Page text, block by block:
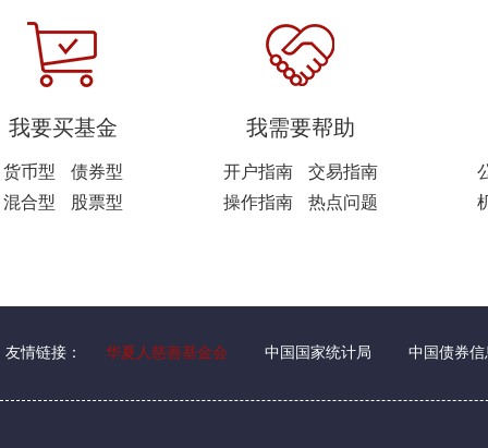
我要买基金
货币型
债券型
混合型
股票型
我需要帮助
开户指南
交易指南
操作指南
热点问题
友情链接： 华夏人慈善基金会 中国国家统计局 中国债券信